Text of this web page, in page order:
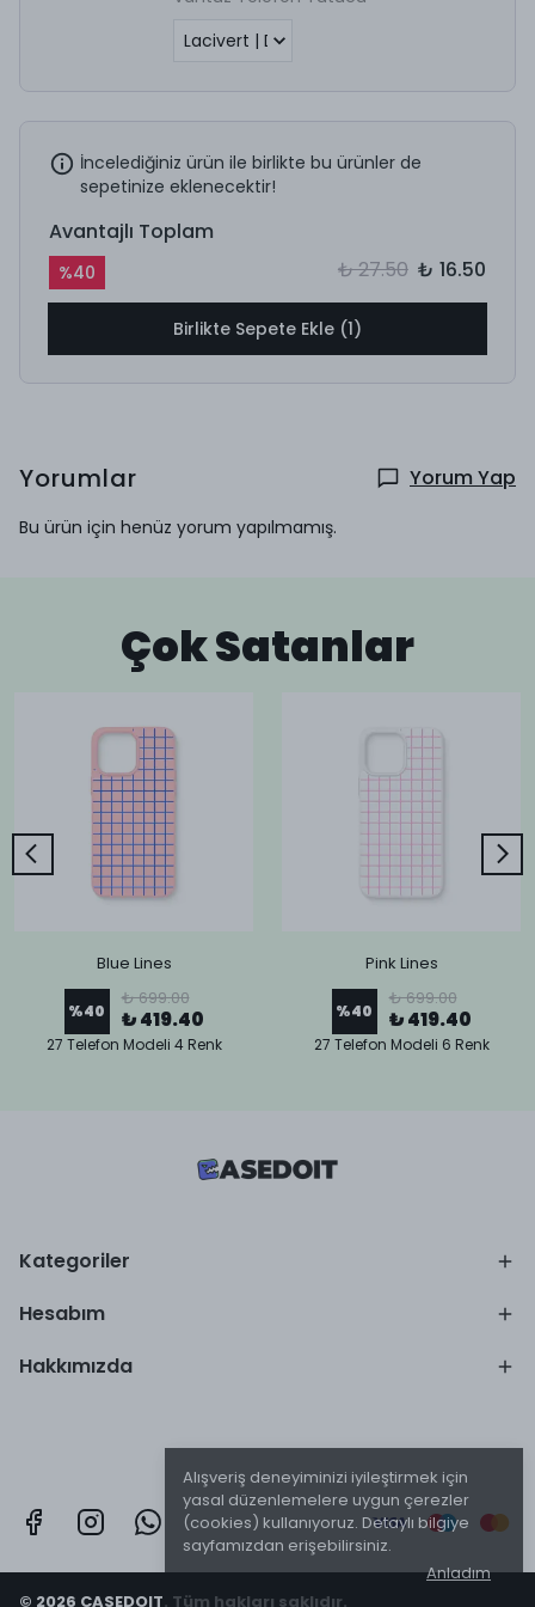
Alışveriş deneyiminizi iyileştirmek için
yasal düzenlemelere uygun çerezler
(cookies) kullanıyoruz. Detaylı bilgiye
sayfamızdan erişebilirsiniz.
Anladım
İncelediğiniz ürün ile birlikte bu ürünler de
sepetinize eklenecektir!
Avantajlı Toplam
%40 ₺ 27.50 ₺ 16.50
Birlikte Sepete Ekle (1)
Yorumlar Yorum Yap
Bu ürün için henüz yorum yapılmamış.
Çok Satanlar
Blue Lines
%40
₺ 699.00
₺ 419.40
27 Telefon Modeli 4 Renk
Pink Lines
%40
₺ 699.00
₺ 419.40
27 Telefon Modeli 6 Renk
Kategoriler
Hesabım
Hakkımızda
© 2026 CASEDOIT. Tüm hakları saklıdır.